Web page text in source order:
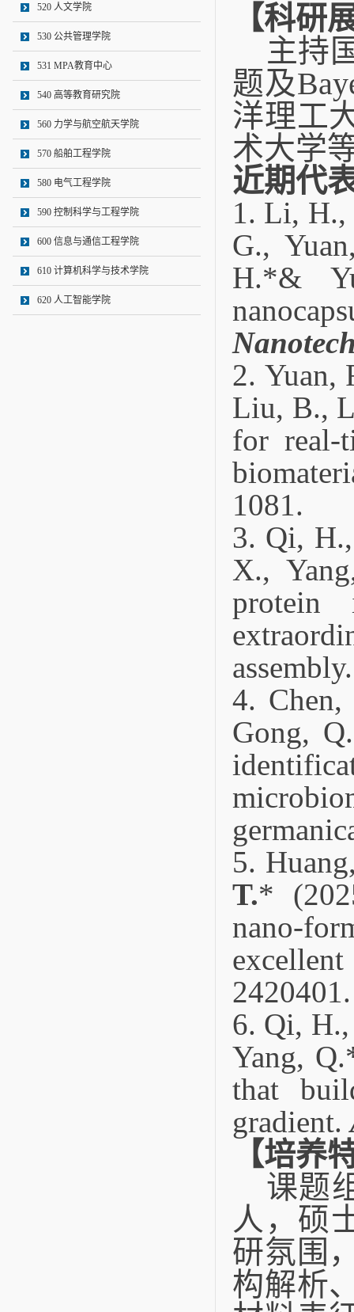
520 人文学院
530 公共管理学院
531 MPA教育中心
540 高等教育研究院
560 力学与航空航天学院
570 船舶工程学院
580 电气工程学院
590 控制科学与工程学院
600 信息与通信工程学院
610 计算机科学与技术学院
620 人工智能学院
【科研
主持
题及
洋理工
术大学
近期代
1. Li, H.,
G.,
H.*&
2. Yuan,
Liu, B.,
for real-
1081.
3. Qi,
X.,
protein
assembly.
4.
Gong,
5.
T.*
nano-
2420401.
6. Qi,
Yang,
that
gradient.
【培养
课题
人，硕
研氛围
构解析